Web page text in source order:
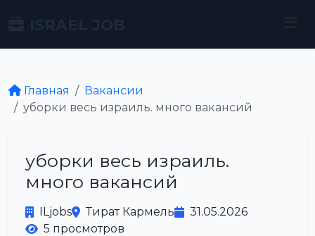
Главная
Вакансии
уборки весь израиль. много вакансий
уборки весь израиль.
много вакансий
ILjobs Тират Кармель
31.05.2026
5 просмотров